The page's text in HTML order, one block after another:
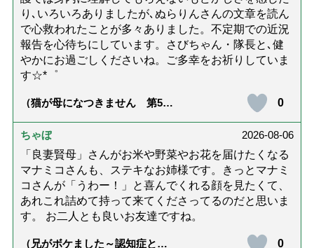
り､いろいろありましたが､ぬらりんさんの文章を読ん
で心救われたことが多々ありました。不定期での近況
報告を心待ちにしています。さびちゃん・隊長と､健
やかにお過ごしくださいね。ご多幸をお祈りしていま
す☆*゜
（猫が母になつきません 第500
0
ちゃぼ
2026-08-06
「良妻賢母」さんがお米や野菜やお花を届けたくなる
マナミコさんも、ステキなお姉様です。きっとマナミ
コさんが「うわー！」と喜んでくれる顔を見たくて、
あれこれ詰めて持って来てくださってるのだと思いま
す。 お二人とも良いお友達ですね。
（兄がボケました～認知症と介 0